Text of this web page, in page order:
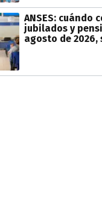
ANSES: cuándo
jubilados y
agosto de 2026,